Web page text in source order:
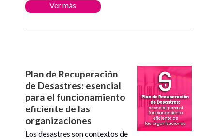
Ver más
Plan de Recuperación
de Desastres: esencial
para el funcionamiento
eficiente de las
organizaciones
Los desastres son contextos de